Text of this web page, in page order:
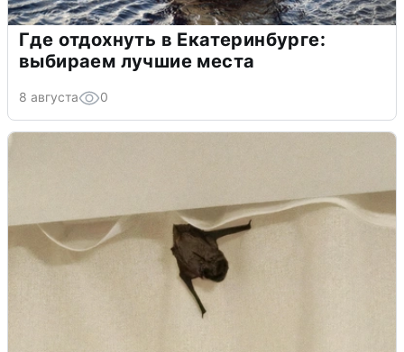
Где отдохнуть в Екатеринбурге:
выбираем лучшие места
8 августа 0